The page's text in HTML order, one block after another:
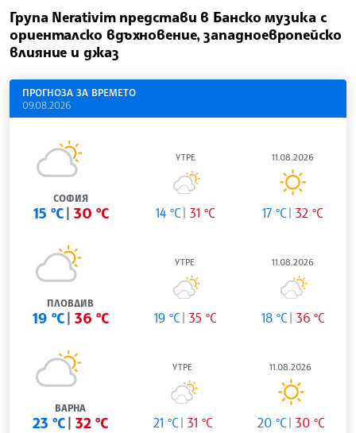
Група Nerativim представи в Банско музика с
ориенталско вдъхновение, западноевропейско
влияние и джаз
ПРОГНОЗА ЗА ВРЕМЕТО
09.08.2026
СОФИЯ
15 °C 30 °C
УТРЕ
14 °C 31 °C
11.08.2026
17 °C 32 °C
ПЛОВДИВ
19 °C 36 °C
УТРЕ
19 °C 35 °C
11.08.2026
18 °C 36 °C
ВАРНА
23 °C 32 °C
УТРЕ
21 °C 31 °C
11.08.2026
20 °C 30 °C